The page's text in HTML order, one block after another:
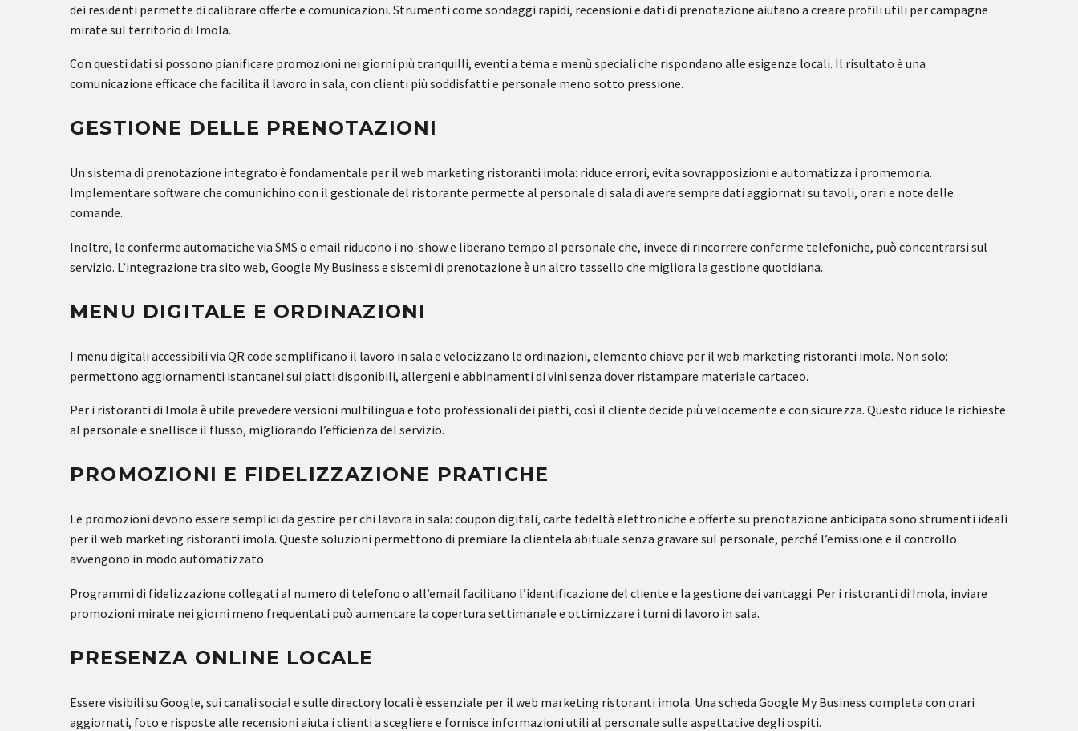
dei residenti permette di calibrare offerte e comunicazioni. Strumenti come sondaggi rapidi, recensioni e dati di prenotazione aiutano a creare profili utili per campagne
mirate sul territorio di Imola.
Con questi dati si possono pianificare promozioni nei giorni più tranquilli, eventi a tema e menù speciali che rispondano alle esigenze locali. Il risultato è una
comunicazione efficace che facilita il lavoro in sala, con clienti più soddisfatti e personale meno sotto pressione.
GESTIONE DELLE PRENOTAZIONI
Un sistema di prenotazione integrato è fondamentale per il web marketing ristoranti imola: riduce errori, evita sovrapposizioni e automatizza i promemoria.
Implementare software che comunichino con il gestionale del ristorante permette al personale di sala di avere sempre dati aggiornati su tavoli, orari e note delle
comande.
Inoltre, le conferme automatiche via SMS o email riducono i no-show e liberano tempo al personale che, invece di rincorrere conferme telefoniche, può concentrarsi sul
servizio. L’integrazione tra sito web, Google My Business e sistemi di prenotazione è un altro tassello che migliora la gestione quotidiana.
MENU DIGITALE E ORDINAZIONI
I menu digitali accessibili via QR code semplificano il lavoro in sala e velocizzano le ordinazioni, elemento chiave per il web marketing ristoranti imola. Non solo:
permettono aggiornamenti istantanei sui piatti disponibili, allergeni e abbinamenti di vini senza dover ristampare materiale cartaceo.
Per i ristoranti di Imola è utile prevedere versioni multilingua e foto professionali dei piatti, così il cliente decide più velocemente e con sicurezza. Questo riduce le richieste
al personale e snellisce il flusso, migliorando l’efficienza del servizio.
PROMOZIONI E FIDELIZZAZIONE PRATICHE
Le promozioni devono essere semplici da gestire per chi lavora in sala: coupon digitali, carte fedeltà elettroniche e offerte su prenotazione anticipata sono strumenti ideali
per il web marketing ristoranti imola. Queste soluzioni permettono di premiare la clientela abituale senza gravare sul personale, perché l’emissione e il controllo
avvengono in modo automatizzato.
Programmi di fidelizzazione collegati al numero di telefono o all’email facilitano l’identificazione del cliente e la gestione dei vantaggi. Per i ristoranti di Imola, inviare
promozioni mirate nei giorni meno frequentati può aumentare la copertura settimanale e ottimizzare i turni di lavoro in sala.
PRESENZA ONLINE LOCALE
Essere visibili su Google, sui canali social e sulle directory locali è essenziale per il web marketing ristoranti imola. Una scheda Google My Business completa con orari
aggiornati, foto e risposte alle recensioni aiuta i clienti a scegliere e fornisce informazioni utili al personale sulle aspettative degli ospiti.